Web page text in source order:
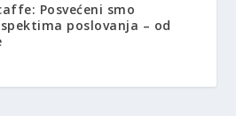
Posvećeni smo
poslovanja – od